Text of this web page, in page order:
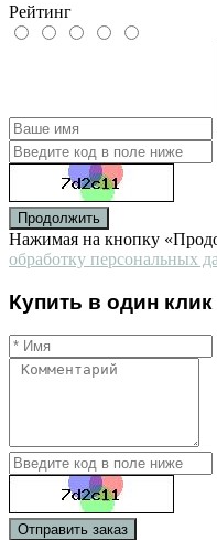
Рейтинг
Продолжить
Нажимая на кнопку
обработку персональных
Купить в один клик
Отправить заказ